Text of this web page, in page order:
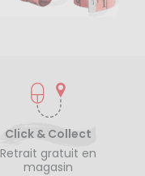
Click & Collect
Retrait gratuit en
magasin